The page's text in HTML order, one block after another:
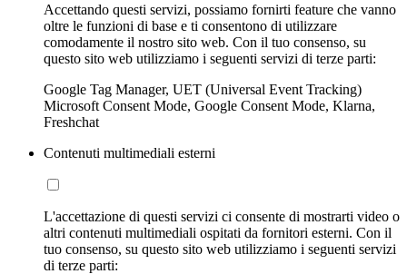
Accettando questi servizi, possiamo fornirti feature che vanno
oltre le funzioni di base e ti consentono di utilizzare
comodamente il nostro sito web. Con il tuo consenso, su
questo sito web utilizziamo i seguenti servizi di terze parti:
Google Tag Manager, UET (Universal Event Tracking)
Microsoft Consent Mode, Google Consent Mode, Klarna,
Freshchat
Contenuti multimediali esterni
L'accettazione di questi servizi ci consente di mostrarti video o
altri contenuti multimediali ospitati da fornitori esterni. Con il
tuo consenso, su questo sito web utilizziamo i seguenti servizi
di terze parti: